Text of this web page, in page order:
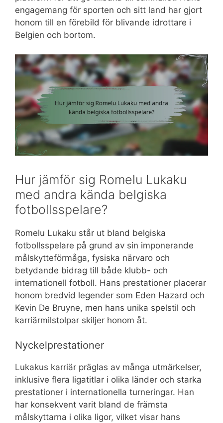
engagemang för sporten och sitt land har gjort
honom till en förebild för blivande idrottare i
Belgien och bortom.
Hur jämför sig Romelu Lukaku
med andra kända belgiska
fotbollsspelare?
Romelu Lukaku står ut bland belgiska
fotbollsspelare på grund av sin imponerande
målskytteförmåga, fysiska närvaro och
betydande bidrag till både klubb- och
internationell fotboll. Hans prestationer placerar
honom bredvid legender som Eden Hazard och
Kevin De Bruyne, men hans unika spelstil och
karriärmilstolpar skiljer honom åt.
Nyckelprestationer
Lukakus karriär präglas av många utmärkelser,
inklusive flera ligatitlar i olika länder och starka
prestationer i internationella turneringar. Han
har konsekvent varit bland de främsta
målskyttarna i olika ligor, vilket visar hans